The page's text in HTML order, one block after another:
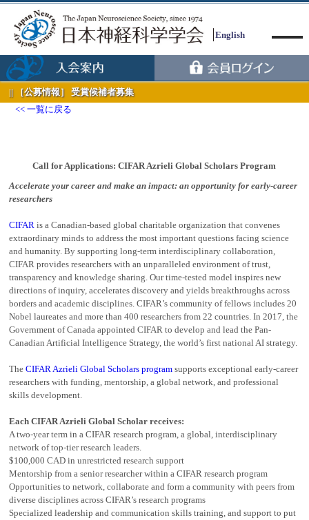
English
［公募情報］ 受賞候補者募集
一覧に戻る
Call for Applications: CIFAR Azrieli Global Scholars Program
Accelerate your career and make an impact: an opportunity for early-career
researchers
CIFAR is a Canadian-based global charitable organization that convenes
extraordinary minds to address the most important questions facing science
and humanity. By supporting long-term interdisciplinary collaboration,
CIFAR provides researchers with an unparalleled environment of trust,
transparency and knowledge sharing. Our time-tested model inspires new
directions of inquiry, accelerates discovery and yields breakthroughs across
borders and academic disciplines. CIFAR’s community of fellows includes 20
Nobel laureates and more than 400 researchers from 22 countries. In 2017, the
Government of Canada appointed CIFAR to develop and lead the Pan-
Canadian Artificial Intelligence Strategy, the world’s first national AI strategy.
TheCIFAR Azrieli Global Scholars program supports exceptional early-career
researchers with funding, mentorship, a global network, and professional
skills development.
Each CIFAR Azrieli Global Scholar receives:
A two-year term in a CIFAR research program, a global, interdisciplinary
network of top-tier research leaders.
$100,000 CAD in unrestricted research support
Mentorship from a senior researcher within a CIFAR research program
Opportunities to network, collaborate and form a community with peers from
diverse disciplines across CIFAR’s research programs
Specialized leadership and communication skills training, and support to put